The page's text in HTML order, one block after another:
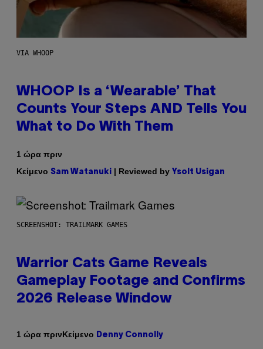
VIA WHOOP
WHOOP Is a ‘Wearable’ That
Counts Your Steps AND Tells You
What to Do With Them
1 ώρα πριν
Κείμενο Sam Watanuki | Reviewed by Ysolt Usigan
SCREENSHOT: TRAILMARK GAMES
Warrior Cats Game Reveals
Gameplay Footage and Confirms
2026 Release Window
1 ώρα πρινΚείμενο Denny Connolly